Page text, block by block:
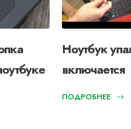
Ноутбук
включается
ПОДРОБНЕЕ